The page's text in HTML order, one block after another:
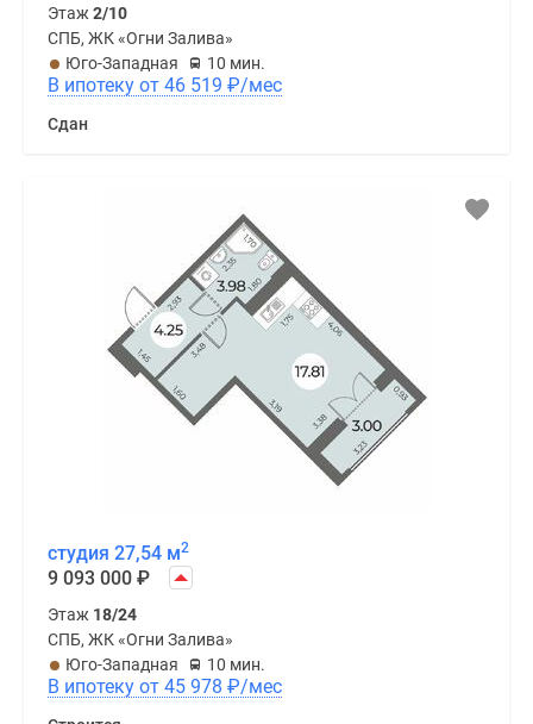
Этаж 2/10
СПБ, ЖК «Огни Залива»
Юго-Западная
10 мин.
В ипотеку от 46 519 ₽/мес
Сдан
студия 27,54 м2
9 093 000 ₽
Этаж 18/24
СПБ, ЖК «Огни Залива»
Юго-Западная
10 мин.
В ипотеку от 45 978 ₽/мес